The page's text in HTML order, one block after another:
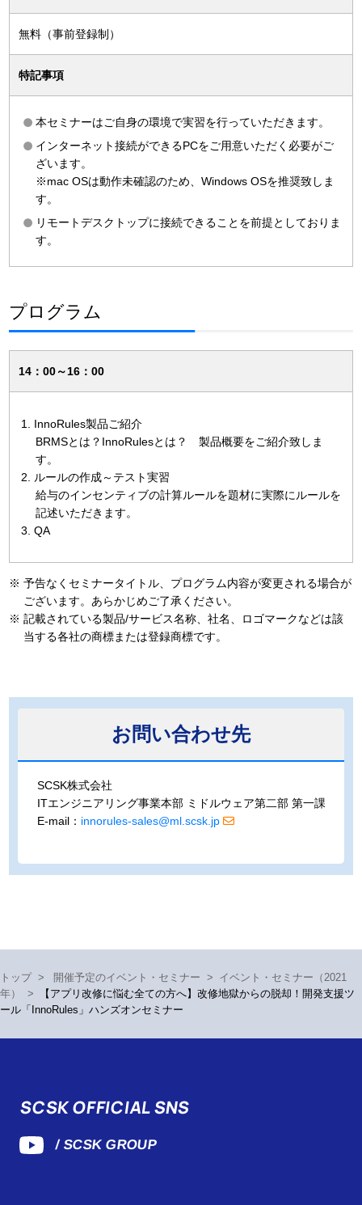
トップ > 開催予定のイベント・セミナー >
イベント・セミナー（2021
年）
>
【アプリ改修に悩む全ての方へ】改修地獄からの脱却！開発支援ツ
ール「InnoRules」ハンズオンセミナー
無料（事前登録制）
特記事項
本セミナーはご自身の環境で実習を行っていただきます。
インターネット接続ができるPCをご用意いただく必要がご
ざいます。
※mac OSは動作未確認のため、Windows OSを推奨致しま
す。
リモートデスクトップに接続できることを前提としておりま
す。
プログラム
14：00～16：00
1. InnoRules製品ご紹介
BRMSとは？InnoRulesとは？ 製品概要をご紹介致しま
す。
2. ルールの作成～テスト実習
給与のインセンティブの計算ルールを題材に実際にルールを
記述いただきます。
3. QA
※ 予告なくセミナータイトル、プログラム内容が変更される場合が
ございます。あらかじめご了承ください。
※ 記載されている製品/サービス名称、社名、ロゴマークなどは該
当する各社の商標または登録商標です。
お問い合わせ先
SCSK株式会社
ITエンジニアリング事業本部 ミドルウェア第二部 第一課
E-mail： innorules-sales@ml.scsk.jp
SCSK OFFICIAL SNS
/ SCSK GROUP